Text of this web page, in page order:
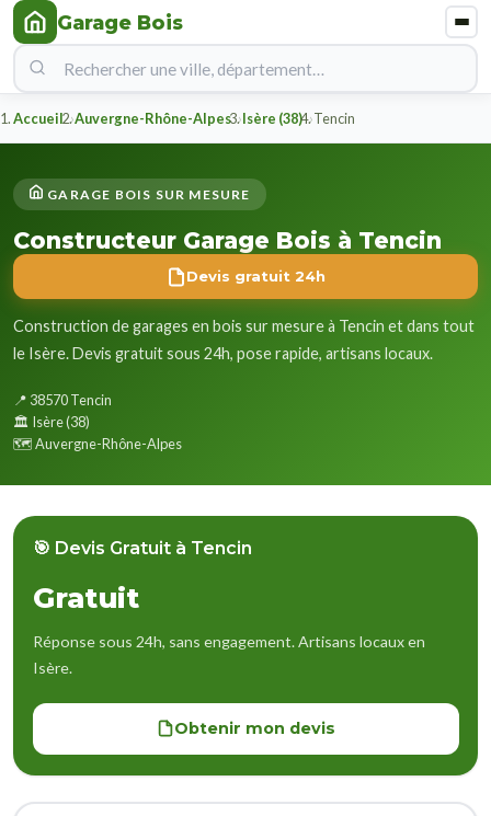
Garage Bois
Accueil Auvergne-Rhône-Alpes Isère (38) Tencin
GARAGE BOIS SUR MESURE
Constructeur Garage Bois à Tencin
Devis gratuit 24h
Construction de garages en bois sur mesure à Tencin et dans tout
le Isère. Devis gratuit sous 24h, pose rapide, artisans locaux.
📍 38570 Tencin
🏛️ Isère (38)
🗺️ Auvergne-Rhône-Alpes
🎯 Devis Gratuit à Tencin
Gratuit
Réponse sous 24h, sans engagement. Artisans locaux en
Isère.
Obtenir mon devis